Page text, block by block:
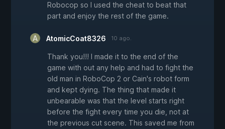
Robocop so I used the cheat to beat that
part and enjoy the rest of the game.
AtomicCoat8326 10 ago.
Thank you!!! I made it to the end of the
game with out any help and had to fight the
old man in RoboCop 2 or Cain's robot form
and kept dying. The thing that made it
unbearable was that the level starts right
before the fight every time you die, not at
the previous cut scene. This saved me from